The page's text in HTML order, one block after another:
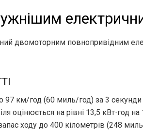
двомоторним повнопривідним
97 км/год (60 миль/год) за 3
оцінюється на рівні 13,5 кВт⋅год
ходу до 400 кілометрів (248